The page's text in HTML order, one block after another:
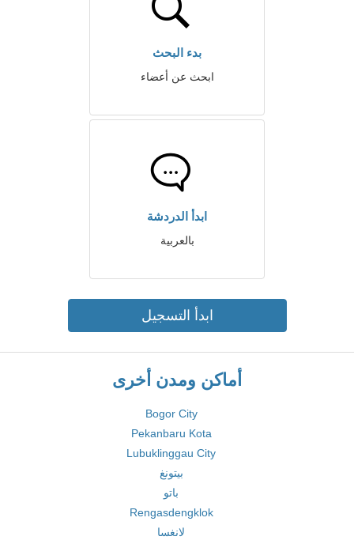
بدء البحث
ابحث عن أعضاء
ابدأ الدردشة
بالعربية
ابدأ التسجيل
أماكن ومدن أخرى
Bogor City
Pekanbaru Kota
Lubuklinggau City
بيتونغ
باتو
Rengasdengklok
لانغسا